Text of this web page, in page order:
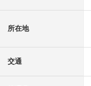
所在地
交通